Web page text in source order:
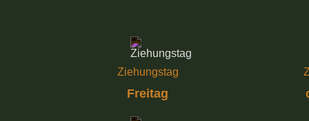
Ziehungstag
Freitag